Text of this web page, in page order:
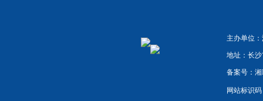
主办单位
地址：长
备案号：湘
网站标识